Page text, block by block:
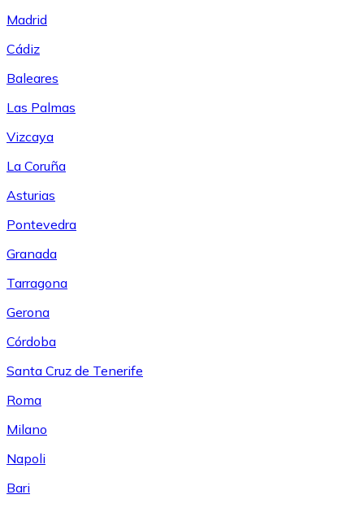
Madrid
Cádiz
Baleares
Las Palmas
Vizcaya
La Coruña
Asturias
Pontevedra
Granada
Tarragona
Gerona
Córdoba
Santa Cruz de Tenerife
Roma
Milano
Napoli
Bari